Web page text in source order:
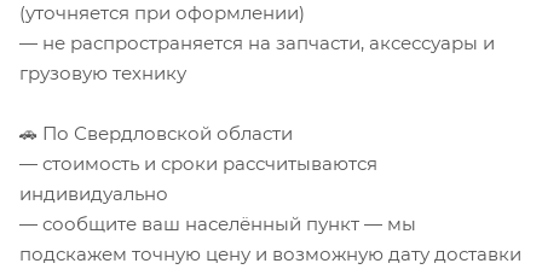
(уточняется при оформлении)
— не распространяется на запчасти, аксессуары и
грузовую технику
🚗 По Свердловской области
— стоимость и сроки рассчитываются
индивидуально
— сообщите ваш населённый пункт — мы
подскажем точную цену и возможную дату доставки